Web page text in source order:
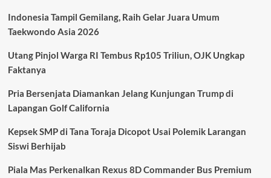
CCTV
Bongkar
Sebenarnya
Indonesia Tampil Gemilang, Raih Gelar Juara Umum
Taekwondo Asia 2026
Utang Pinjol Warga RI Tembus Rp105 Triliun, OJK Ungkap
Faktanya
Pria Bersenjata Diamankan Jelang Kunjungan Trump di
Lapangan Golf California
Kepsek SMP di Tana Toraja Dicopot Usai Polemik Larangan
Siswi Berhijab
Piala Mas Perkenalkan Rexus 8D Commander Bus Premium